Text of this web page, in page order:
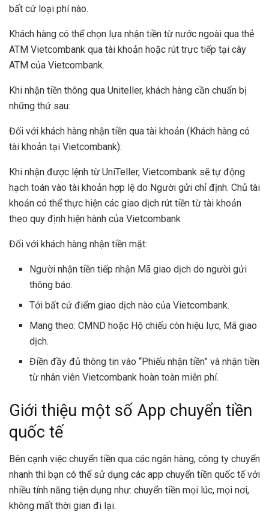
bất cứ loại phí nào.
Khách hàng có thể chọn lựa nhận tiền từ nước ngoài qua thẻ
ATM Vietcombank qua tài khoản hoặc rút trực tiếp tại cây
ATM của Vietcombank.
Khi nhận tiền thông qua Uniteller, khách hàng cần chuẩn bị
những thứ sau:
Đối với khách hàng nhận tiền qua tài khoản (Khách hàng có
tài khoản tại Vietcombank):
Khi nhận được lệnh từ UniTeller, Vietcombank sẽ tự động
hạch toán vào tài khoản hợp lệ do Người gửi chỉ định. Chủ tài
khoản có thể thực hiện các giao dịch rút tiền từ tài khoản
theo quy định hiện hành của Vietcombank
Đối với khách hàng nhận tiền mặt:
Người nhận tiền tiếp nhận Mã giao dịch do người gửi
thông báo.
Tới bất cứ điểm giao dịch nào của Vietcombank.
Mang theo: CMND hoặc Hộ chiếu còn hiệu lực, Mã giao
dịch.
Điền đầy đủ thông tin vào “Phiếu nhận tiền” và nhận tiền
từ nhân viên Vietcombank hoàn toàn miễn phí.
Giới thiệu một số App chuyển tiền
quốc tế
Bên cạnh việc chuyển tiền qua các ngân hàng, công ty chuyển
nhanh thì bạn có thể sử dụng các app chuyển tiền quốc tế với
nhiều tính năng tiện dụng như: chuyển tiền mọi lúc, mọi nơi,
không mất thời gian đi lại.